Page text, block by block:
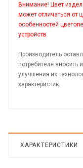
Внимание! Цвет
может отличаться от
особенностей
устройств.
Производитель
потребителя вносить
улучшения их
характеристик.
ХАРАКТЕРИСТИКИ